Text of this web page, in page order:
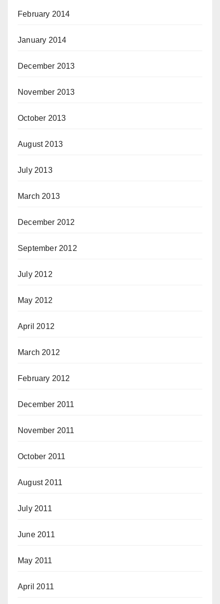
February 2014
January 2014
December 2013
November 2013
October 2013
August 2013
July 2013
March 2013
December 2012
September 2012
July 2012
May 2012
April 2012
March 2012
February 2012
December 2011
November 2011
October 2011
August 2011
July 2011
June 2011
May 2011
April 2011